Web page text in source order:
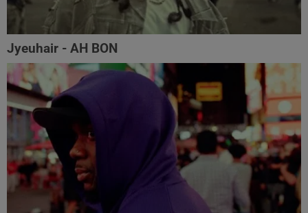
Jyeuhair - AH BON